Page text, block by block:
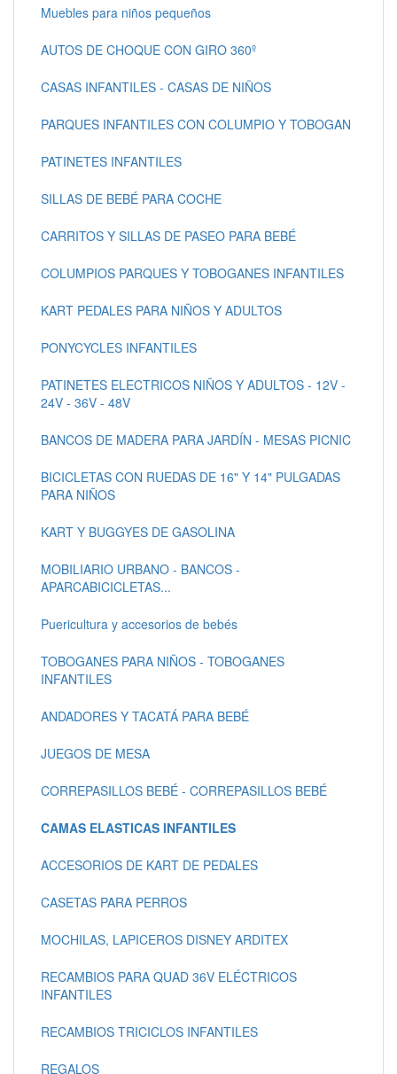
Muebles para niños pequeños
AUTOS DE CHOQUE CON GIRO 360º
CASAS INFANTILES - CASAS DE NIÑOS
PARQUES INFANTILES CON COLUMPIO Y TOBOGAN
PATINETES INFANTILES
SILLAS DE BEBÉ PARA COCHE
CARRITOS Y SILLAS DE PASEO PARA BEBÉ
COLUMPIOS PARQUES Y TOBOGANES INFANTILES
KART PEDALES PARA NIÑOS Y ADULTOS
PONYCYCLES INFANTILES
PATINETES ELECTRICOS NIÑOS Y ADULTOS - 12V -
24V - 36V - 48V
BANCOS DE MADERA PARA JARDÍN - MESAS PICNIC
BICICLETAS CON RUEDAS DE 16" Y 14" PULGADAS
PARA NIÑOS
KART Y BUGGYES DE GASOLINA
MOBILIARIO URBANO - BANCOS -
APARCABICICLETAS...
Puericultura y accesorios de bebés
TOBOGANES PARA NIÑOS - TOBOGANES
INFANTILES
ANDADORES Y TACATÁ PARA BEBÉ
JUEGOS DE MESA
CORREPASILLOS BEBÉ - CORREPASILLOS BEBÉ
CAMAS ELASTICAS INFANTILES
ACCESORIOS DE KART DE PEDALES
CASETAS PARA PERROS
MOCHILAS, LAPICEROS DISNEY ARDITEX
RECAMBIOS PARA QUAD 36V ELÉCTRICOS
INFANTILES
RECAMBIOS TRICICLOS INFANTILES
REGALOS